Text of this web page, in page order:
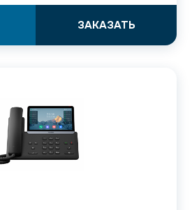
ЗАКАЗАТЬ